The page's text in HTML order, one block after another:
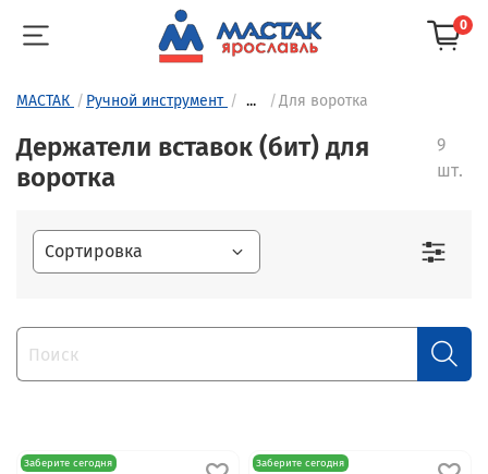
0
МАСТАК Ручной инструмент ... Для воротка
Держатели вставок (бит) для
воротка
9
шт.
Заберите сегодня Заберите сегодня